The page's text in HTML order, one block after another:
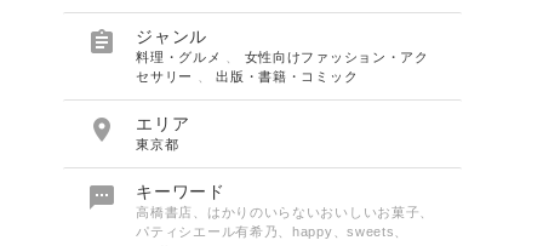
 ジャンル
料理・グルメ
女性向けファッション・アク
セサリー
、出版・書籍・コミック
 エリア
東京都
 キーワード
高橋書店、はかりのいらないおいしいお菓子、
パティシエール有希乃、happy、sweets、